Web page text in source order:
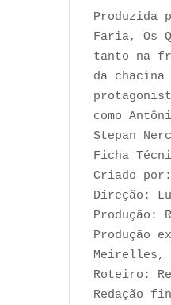
Produzida
Faria, Os
tanto na
da chacina
como
Stepan
Ficha
Criado por:
Direção:
Produção:
Produção
Meirelles,
Roteiro:
Redação